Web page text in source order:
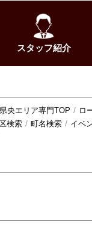
スタッフ紹介
県央エリア専門TOP
ロ
検索 町名検索
イベ